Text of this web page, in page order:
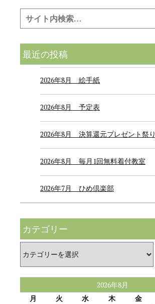
最近の投稿
2026年8月 絵手紙
2026年8月 予定表
2026年8月 決算還元プレゼント祭り
2026年8月 毎月1回無料着付教室
2026年7月 ひめ倶楽部
カテゴリー
テ
ゴ
リ
2026年8月
月
火 水 木 金